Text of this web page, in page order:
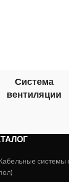
Система
вентиляции
системы